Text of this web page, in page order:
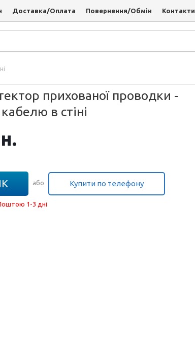
Доставка/Оплата Повернення/Обмін Контакти
прихованої проводки -
в стіні
або Купити по телефону
1-3 дні